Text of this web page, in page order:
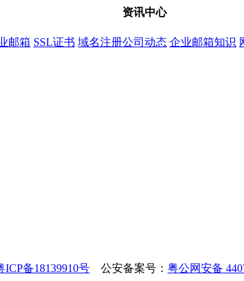
邮箱 SSL证书 域名注册
资讯中心
公司动态 企业邮箱知识
ICP备18139910号 公安备案号： 粤公网安备